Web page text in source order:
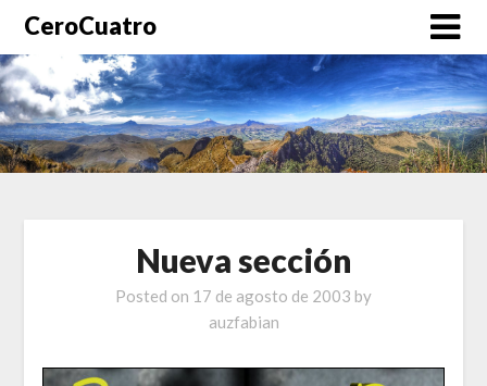
CeroCuatro
Nueva sección
Posted on 17 de agosto de 2003 by
auzfabian